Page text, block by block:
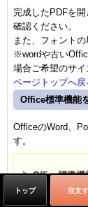
完成したPDFを
確認ください。
また、フォント
※wordや古い
場合ご希望のサイ
ページトップへ戻
Office標準機能
OfficeのWord、
す。
Office標準機
PDFにする
トップ 注文